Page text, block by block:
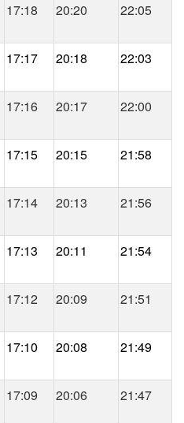
17:18 20:20 22:05
17:17 20:18 22:03
17:16 20:17 22:00
17:15 20:15 21:58
17:14 20:13 21:56
17:13 20:11 21:54
17:12 20:09 21:51
17:10 20:08 21:49
17:09 20:06 21:47